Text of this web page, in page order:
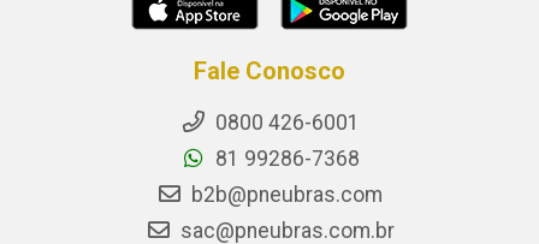
Fale Conosco
0800 426-6001
81 99286-7368
b2b@pneubras.com
sac@pneubras.com.br